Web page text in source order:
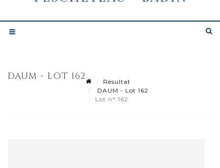
DAUM - LOT 162
Résultat
DAUM - Lot 162
Lot n° 162